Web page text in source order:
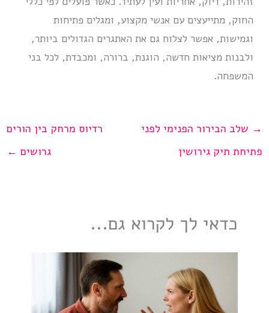
החוק, מתייעצים עם אנשי מקצוע, ומגלים פתיחות
וגמישות, אפשר לצלוח גם את האתגרים הגדולים ביותר,
ולבנות מציאות חדשה, הוגנת, ברורה, ומכבדת, לכל בני
המשפחה.
רדיוס מרחק בין הורים
גרושים ←
→ שלב הבירור הפנימי לפני
פתיחת תיק גירושין
כדאי לך לקרוא גם...